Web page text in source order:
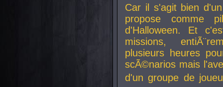
Car il s'agit bien
propose comme
d'Halloween. Et
missions,
plusieurs heures
scÃ©narios mais
d'un groupe de